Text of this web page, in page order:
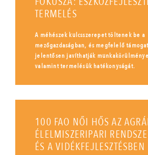
TERMELÉS
A méhészek kulcsszerepet töltenek be a
mezőgazdaságban, és megfelelő
jelentősen javíthatják
valamint termelésük hatékonyságát.
100 FAO NŐI HŐS AZ
ÉLELMISZERIPARI
ÉS A VIDÉKFEJLESZTÉSBEN